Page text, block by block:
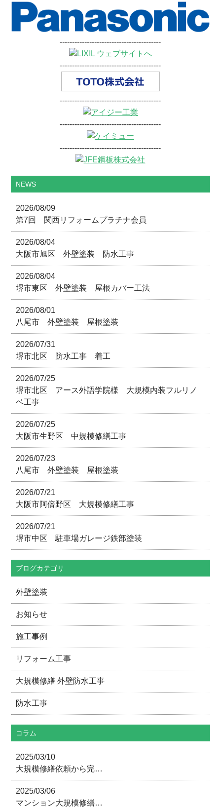
-----------------------------------------
-----------------------------------------
-----------------------------------------
-----------------------------------------
-----------------------------------------
NEWS
2026/08/09
第7回 関西リフォームプラチナ会員
2026/08/04
大阪市旭区 外壁塗装 防水工事
2026/08/04
堺市東区 外壁塗装 屋根カバー工法
2026/08/01
八尾市 外壁塗装 屋根塗装
2026/07/31
堺市北区 防水工事 着工
2026/07/25
堺市北区 アース外語学院様 大規模内装フルリノ
ベ工事
2026/07/25
大阪市生野区 中規模修繕工事
2026/07/23
八尾市 外壁塗装 屋根塗装
2026/07/21
大阪市阿倍野区 大規模修繕工事
2026/07/21
堺市中区 駐車場ガレージ鉄部塗装
ブログカテゴリ
外壁塗装
お知らせ
施工事例
リフォーム工事
大規模修繕 外壁防水工事
防水工事
コラム
2025/03/10
大規模修繕依頼から完…
2025/03/06
マンション大規模修繕…